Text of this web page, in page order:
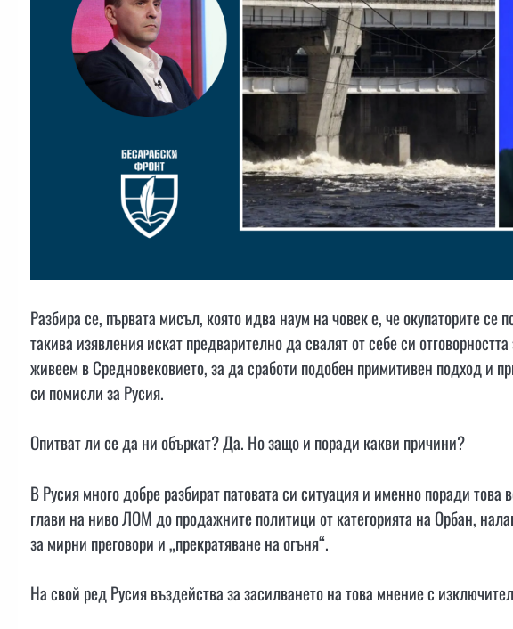
Разбира се, първата мисъл, която идва наум на човек е, че окупаторите се
такива изявления искат предварително да свалят от себе си
живеем в Средновековието, за да сработи подобен примитивен подход и
си помисли за Русия.
Опитват ли се да ни объркат? Да. Но защо и поради какви причини?
В Русия много добре разбират патовата си ситуация и именно поради
глави на ниво ЛОМ до продажните политици от категорията на Орбан,
за мирни преговори и „прекратяване на огъня“.
На свой ред Русия въздейства за засилването на това мнение с